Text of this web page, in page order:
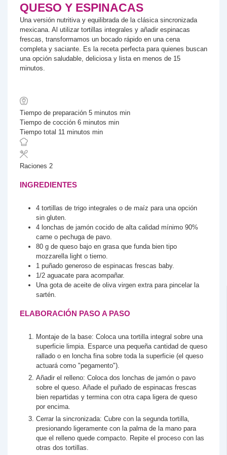
QUESO Y ESPINACAS
Una versión nutritiva y equilibrada de la clásica sincronizada
mexicana. Al utilizar tortillas integrales y añadir espinacas
frescas, transformamos un bocado rápido en una cena
completa y saciante. Es la receta perfecta para quienes buscan
una opción saludable, deliciosa y lista en menos de 15
minutos.
Tiempo de preparación 5minutos min
Tiempo de cocción 6minutos min
Tiempo total 11 minutos min
Raciones 2
INGREDIENTES
4 tortillas de trigo integrales o de maíz para una opción
sin gluten.
4 lonchas de jamón cocido de alta calidad mínimo 90%
carne o pechuga de pavo.
80 g de queso bajo en grasa que funda bien tipo
mozzarella light o tierno.
1 puñado generoso de espinacas frescas baby.
1/2 aguacate para acompañar.
Una gota de aceite de oliva virgen extra para pincelar la
sartén.
ELABORACIÓN PASO A PASO
Montaje de la base: Coloca una tortilla integral sobre una
superficie limpia. Esparce una pequeña cantidad de queso
rallado o en loncha fina sobre toda la superficie (el queso
actuará como "pegamento").
Añadir el relleno: Coloca dos lonchas de jamón o pavo
sobre el queso. Añade el puñado de espinacas frescas
bien repartidas y termina con otra capa ligera de queso
por encima.
Cerrar la sincronizada: Cubre con la segunda tortilla,
presionando ligeramente con la palma de la mano para
que el relleno quede compacto. Repite el proceso con las
otras dos tortillas.